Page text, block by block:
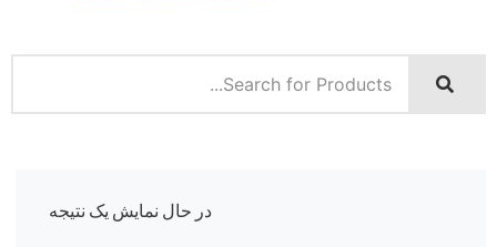
در حال نمایش یک نتیجه